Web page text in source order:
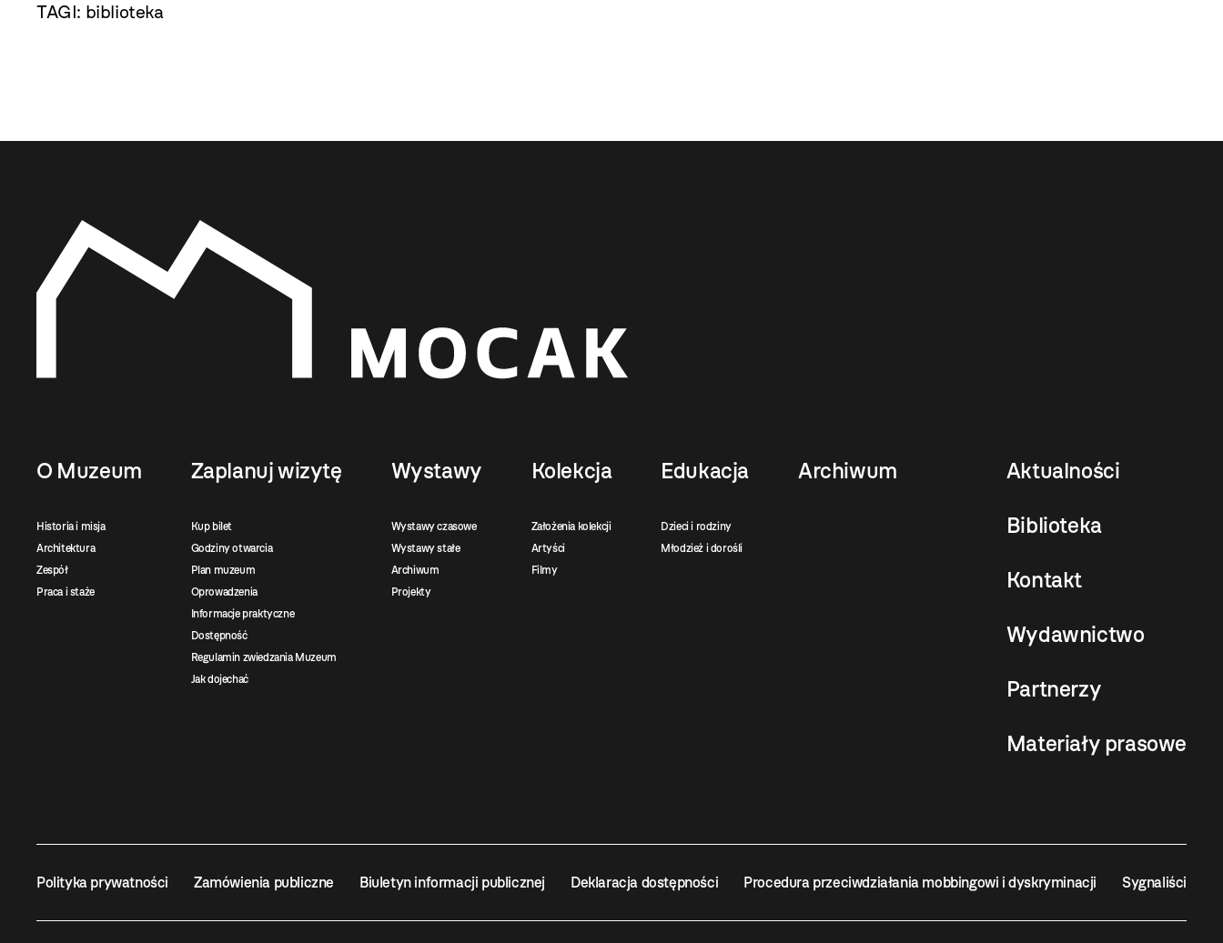
TAGI: biblioteka
O Muzeum
Historia i misja
Architektura
Zespół
Praca i staże
Zaplanuj wizytę
Kup bilet
Godziny otwarcia
Plan muzeum
Oprowadzenia
Informacje praktyczne
Dostępność
Regulamin zwiedzania Muzeum
Jak dojechać
Wystawy
Wystawy czasowe
Wystawy stałe
Archiwum
Projekty
Kolekcja
Założenia kolekcji
Artyści
Filmy
Edukacja
Dzieci i rodziny
Młodzież i dorośli
Archiwum Aktualności
Biblioteka
Kontakt
Wydawnictwo
Partnerzy
Materiały prasowe
Polityka prywatności Zamówienia publiczne Biuletyn informacji publicznej Deklaracja dostępności Procedura przeciwdziałania mobbingowi i dyskryminacji Sygnaliści